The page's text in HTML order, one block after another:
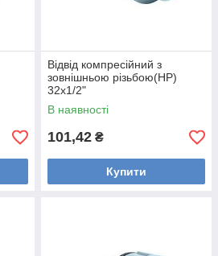
Відвід компресійний з
зовнішньою різьбою(НР)
32х1/2"
В наявності
101,42 ₴
Купити